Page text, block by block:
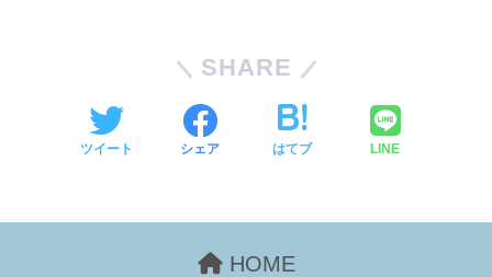
SHARE
ツイート シェア はてブ LINE
HOME